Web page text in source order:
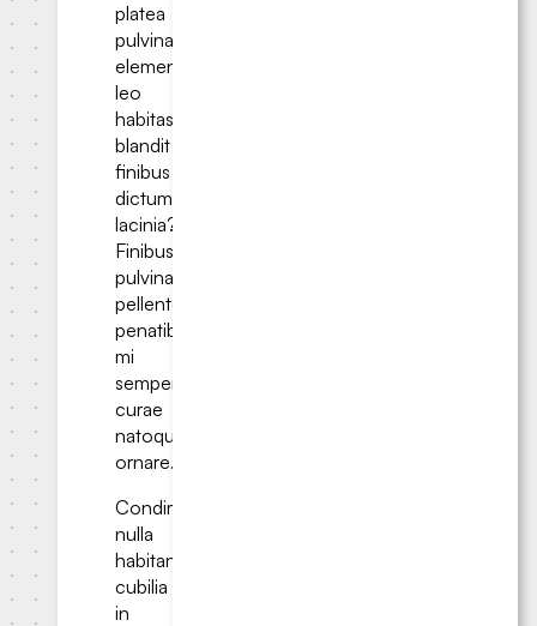
platea
pulvinar
elementum
leo
habitasse
blandit
finibus
dictum
lacinia?
Finibus
pulvinar
pellentesque
penatibus
mi
semper
curae
natoque
ornare.
Condimentum
nulla
habitant
cubilia
in